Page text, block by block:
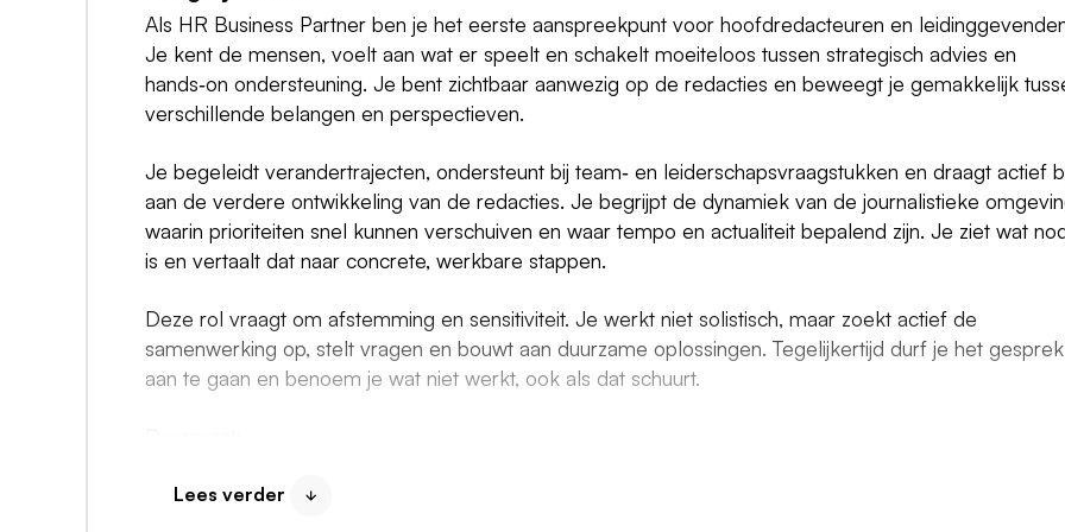
Als HR Business Partner ben je het eerste aanspreekpunt voor hoofdredacteuren en
Je kent de mensen, voelt aan wat er speelt en schakelt moeiteloos tussen strategisch advies en
hands‑on ondersteuning. Je bent zichtbaar aanwezig op de redacties en beweegt je gemakkelijk
verschillende belangen en perspectieven.
Je begeleidt verandertrajecten, ondersteunt bij team‑ en leiderschapsvraagstukken en draagt actief
aan de verdere ontwikkeling van de redacties. Je begrijpt de dynamiek van de journalistieke
waarin prioriteiten snel kunnen verschuiven en waar tempo en actualiteit bepalend zijn. Je ziet wat
is en vertaalt dat naar concrete, werkbare stappen.
Deze rol vraagt om afstemming en sensitiviteit. Je werkt niet solistisch, maar zoekt actief de
samenwerking op, stelt vragen en bouwt aan duurzame oplossingen. Tegelijkertijd durf je het gesprek
aan te gaan en benoem je wat niet werkt, ook als dat schuurt.
adviseer je over leiderschap, inzetbaarheid en organisatieontwikkeling, én ondersteun je bij de
Lees verder